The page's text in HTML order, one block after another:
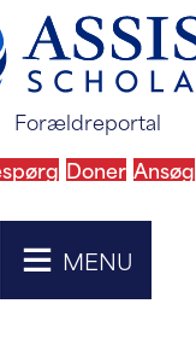
til forældreportal
Forældreportal
Doner Ansøg
MENU